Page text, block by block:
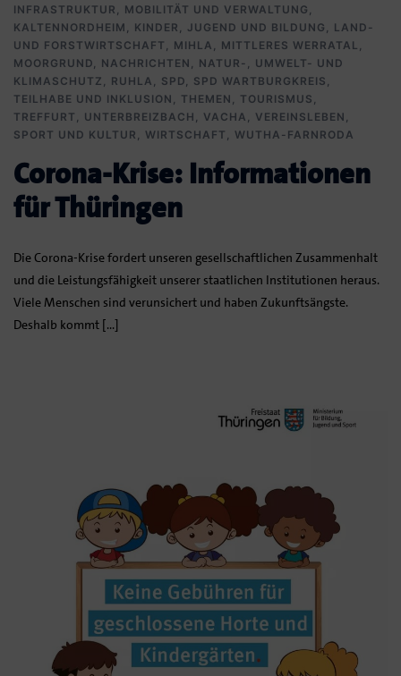
INFRASTRUKTUR, MOBILITÄT UND VERWALTUNG ,
KALTENNORDHEIM , KINDER, JUGEND UND BILDUNG , LAND-
UND FORSTWIRTSCHAFT , MIHLA , MITTLERES WERRATAL ,
MOORGRUND, NACHRICHTEN , NATUR-, UMWELT- UND
KLIMASCHUTZ , RUHLA , SPD, SPD WARTBURGKREIS ,
TEILHABE UND INKLUSION , THEMEN , TOURISMUS ,
TREFFURT , UNTERBREIZBACH , VACHA , VEREINSLEBEN,
SPORT UND KULTUR , WIRTSCHAFT , WUTHA-FARNRODA
Corona-Krise: Informationen
für Thüringen
Die Corona-Krise fordert unseren gesellschaftlichen Zusammenhalt
und die Leistungsfähigkeit unserer staatlichen Institutionen heraus.
Viele Menschen sind verunsichert und haben Zukunftsängste.
Deshalb kommt […]